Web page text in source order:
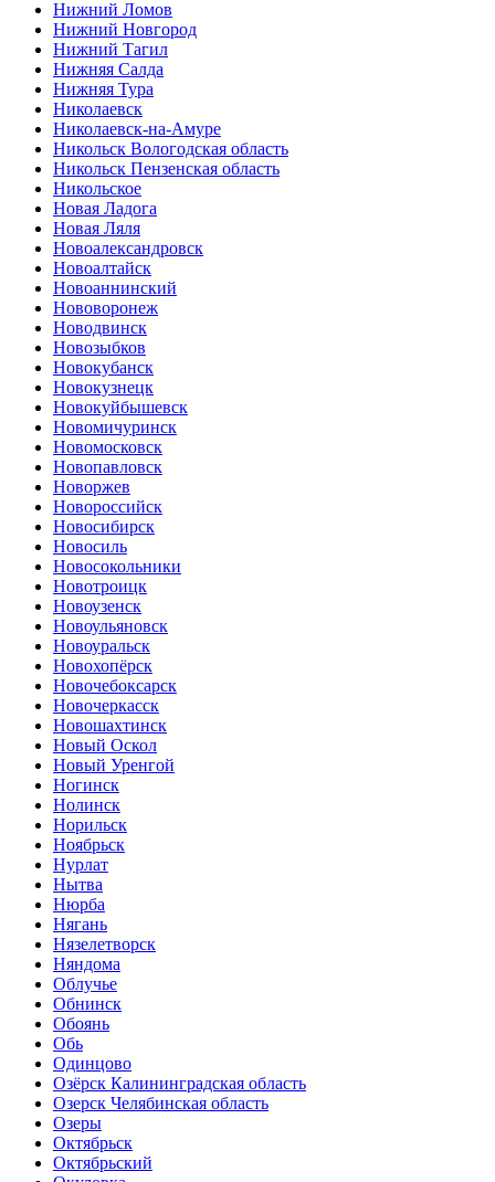
Нижний Ломов
Нижний Новгород
Нижний Тагил
Нижняя Салда
Нижняя Тура
Николаевск
Николаевск-на-Амуре
Никольск Вологодская область
Никольск Пензенская область
Никольское
Новая Ладога
Новая Ляля
Новоалександровск
Новоалтайск
Новоаннинский
Нововоронеж
Новодвинск
Новозыбков
Новокубанск
Новокузнецк
Новокуйбышевск
Новомичуринск
Новомосковск
Новопавловск
Новоржев
Новороссийск
Новосибирск
Новосиль
Новосокольники
Новотроицк
Новоузенск
Новоульяновск
Новоуральск
Новохопёрск
Новочебоксарск
Новочеркасск
Новошахтинск
Новый Оскол
Новый Уренгой
Ногинск
Нолинск
Норильск
Ноябрьск
Нурлат
Нытва
Нюрба
Нягань
Нязелетворск
Няндома
Облучье
Обнинск
Обоянь
Обь
Одинцово
Озёрск Калининградская область
Озерск Челябинская область
Озеры
Октябрьск
Октябрьский